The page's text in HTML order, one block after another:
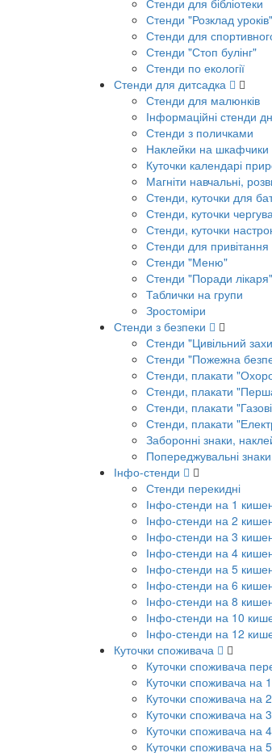
Стенди для бібліотеки
Стенди "Розклад уроків"
Стенди для
Стенди "Стоп булінг"
Стенди по екології
Стенди для дитсадка
Стенди для малюнків
Інформаційні стенди
Стенди з поличками
Наклейки на шкафчики
Куточки календарі
Магніти навчальні,
Стенди, куточки для
Стенди, куточки
Стенди, куточки
Стенди для привітання
Стенди "Меню"
Стенди "Поради лікаря"
Таблички на групи
Зростоміри
Стенди з безпеки
Стенди "Цивільний
Стенди "Пожежна
Стенди, плакати
Стенди, плакати
Стенди, плакати
Стенди, плакати
Заборонні знаки,
Попереджувальні
Інфо-стенди
Стенди перекидні
Інфо-стенди на 1
Інфо-стенди на 2
Інфо-стенди на 3
Інфо-стенди на 4
Інфо-стенди на 5
Інфо-стенди на 6
Інфо-стенди на 8
Інфо-стенди на 10
Інфо-стенди на 12
Куточки споживача
Куточки споживача
Куточки споживача на
Куточки споживача на
Куточки споживача на
Куточки споживача на
Куточки споживача на